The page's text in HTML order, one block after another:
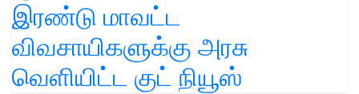
இரண்டு மாவட்ட
விவசாயிகளுக்கு அரசு
வெளியிட்ட குட் நியூஸ்